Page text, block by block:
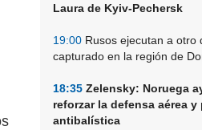
Laura de Kyiv-Pechersk
19:00 Rusos ejecutan a otro
capturado en la región de
18:35 Zelensky: Noruega
reforzar la defensa aérea
antibalística